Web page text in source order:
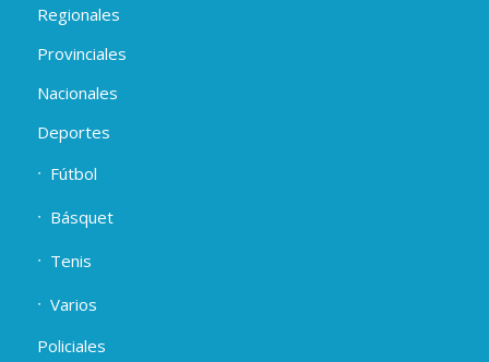
Regionales
Provinciales
Nacionales
Deportes
Fútbol
Básquet
Tenis
Varios
Policiales